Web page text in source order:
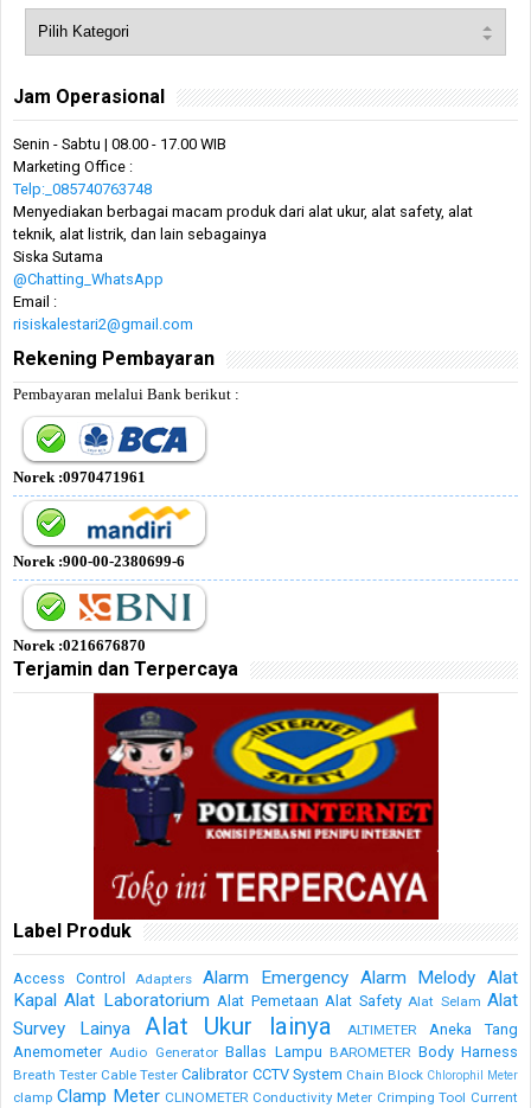
Jam Operasional
Senin - Sabtu | 08.00 - 17.00 WIB
Marketing Office :
Telp:_085740763748
Menyediakan berbagai macam produk dari alat ukur, alat safety, alat
teknik, alat listrik, dan lain sebagainya
Siska Sutama
@Chatting_WhatsApp
Email :
risiskalestari2@gmail.com
Rekening Pembayaran
Pembayaran melalui Bank berikut :
Norek :0970471961
Norek :900-00-2380699-6
Norek :0216676870
Terjamin dan Terpercaya
Label Produk
Access Control Adapters Alarm Emergency Alarm Melody Alat
Kapal Alat Laboratorium Alat Pemetaan Alat Safety Alat Selam Alat
Survey Lainya
Alat Ukur lainya ALTIMETER
Aneka Tang
Anemometer Audio Generator Ballas Lampu BAROMETER Body Harness
Breath Tester Cable Tester Calibrator CCTV System Chain Block Chlorophil Meter
clamp Clamp Meter CLINOMETER Conductivity Meter Crimping Tool Current